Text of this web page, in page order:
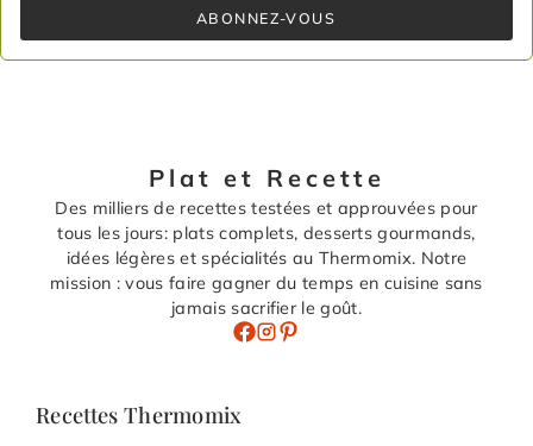
ABONNEZ-VOUS
Plat et Recette
Des milliers de recettes testées et approuvées pour
tous les jours: plats complets, desserts gourmands,
idées légères et spécialités au Thermomix. Notre
mission : vous faire gagner du temps en cuisine sans
jamais sacrifier le goût.
Recettes Thermomix